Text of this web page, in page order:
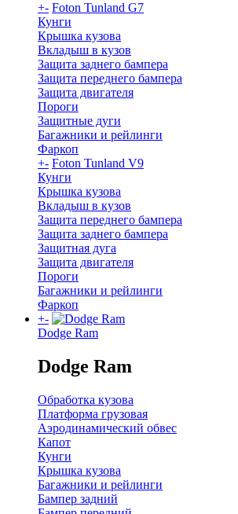
+- Foton Tunland G7
Кунги
Крышка кузова
Вкладыш в кузов
Защита заднего бампера
Защита переднего бампера
Защита двигателя
Пороги
Защитные дуги
Багажники и рейлинги
Фаркоп
+- Foton Tunland V9
Кунги
Крышка кузова
Вкладыш в кузов
Защита переднего бампера
Защита заднего бампера
Защитная дуга
Защита двигателя
Пороги
Багажники и рейлинги
Фаркоп
+-
Dodge Ram
Dodge Ram
Обработка кузова
Платформа грузовая
Аэродинамический обвес
Капот
Кунги
Крышка кузова
Багажники и рейлинги
Бампер задний